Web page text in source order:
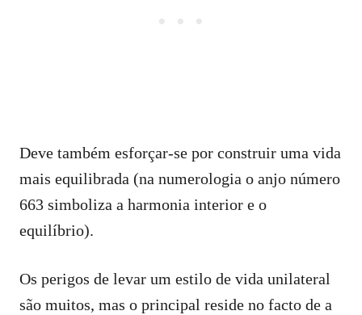
Deve também esforçar-se por construir uma vida
mais equilibrada (na numerologia o anjo número
663 simboliza a harmonia interior e o
equilíbrio).
Os perigos de levar um estilo de vida unilateral
são muitos, mas o principal reside no facto de a